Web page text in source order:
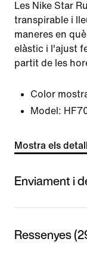
Les Nike Star
transpirable i
maneres en
elàstic i l'ajust
partit de les
Color
Model:
Mostra els
Enviament i
Ressenyes